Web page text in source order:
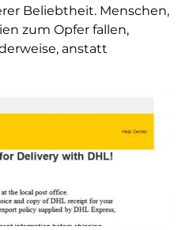
Beliebtheit. Menschen,
zum Opfer fallen,
anstatt